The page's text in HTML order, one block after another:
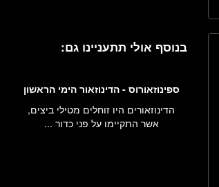
בנוסף אולי תתעניינו גם:
ספינוזאורוס - הדינוזאור הימי הראשון
הדינוזאורים היו זוחלים מטילי ביצים,
אשר התקיימו על פני כדור ...